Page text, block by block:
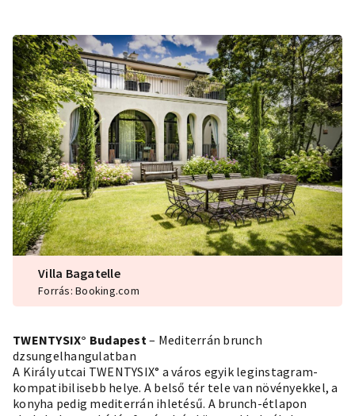
Villa Bagatelle
Forrás: Booking.com
TWENTYSIX° Budapest – Mediterrán brunch
dzsungelhangulatban
A Király utcai TWENTYSIX° a város egyik leginstagram-
kompatibilisebb helye. A belső tér tele van növényekkel, a
konyha pedig mediterrán ihletésű. A brunch-étlapon